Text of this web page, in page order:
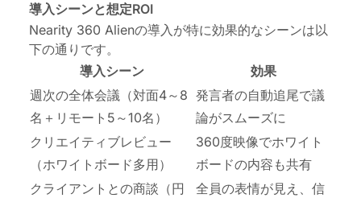
導入シーンと想定ROI
Nearity 360 Alienの導入が特に効果的なシーンは以
下の通りです。
導入シーン
効果
週次の全体会議（対面4～8
名＋リモート5～10名）
発言者の自動追尾で議
論がスムーズに
クリエイティブレビュー
（ホワイトボード多用）
360度映像でホワイト
ボードの内容も共有
クライアントとの商談（円
全員の表情が見え、信